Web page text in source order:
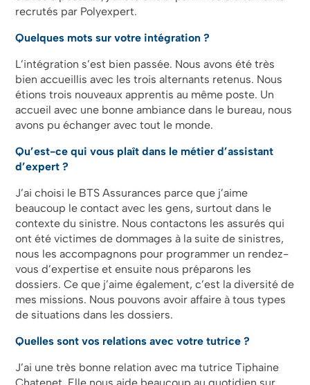
recrutés par Polyexpert.
Quelques mots sur votre intégration ?
L’intégration s’est bien passée. Nous avons été très
bien accueillis avec les trois alternants retenus. Nous
étions trois nouveaux apprentis au même poste. Un
accueil avec une bonne ambiance dans le bureau, nous
avons pu échanger avec tout le monde.
Qu’est-ce qui vous plaît dans le métier d’assistant
d’expert ?
J’ai choisi le BTS Assurances parce que j’aime
beaucoup le contact avec les gens, surtout dans le
contexte du sinistre. Nous contactons les assurés qui
ont été victimes de dommages à la suite de sinistres,
nous les accompagnons pour programmer un rendez-
vous d’expertise et ensuite nous préparons les
dossiers. Ce que j’aime également, c’est la diversité de
mes missions. Nous pouvons avoir affaire à tous types
de situations dans les dossiers.
Quelles sont vos relations avec votre tutrice ?
J’ai une très bonne relation avec ma tutrice Tiphaine